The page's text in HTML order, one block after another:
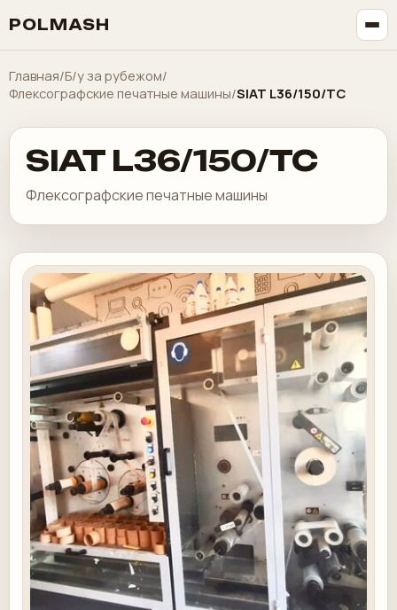
POLMASH
Главная/Б/у за рубежом/
Флексографские печатные машины/SIAT L36/150/TC
SIAT L36/150/TC
Флексографские печатные машины